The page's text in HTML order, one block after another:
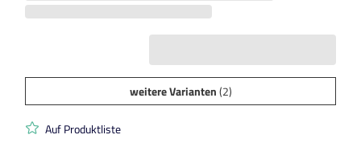
weitere Varianten(2)
Auf Produktliste